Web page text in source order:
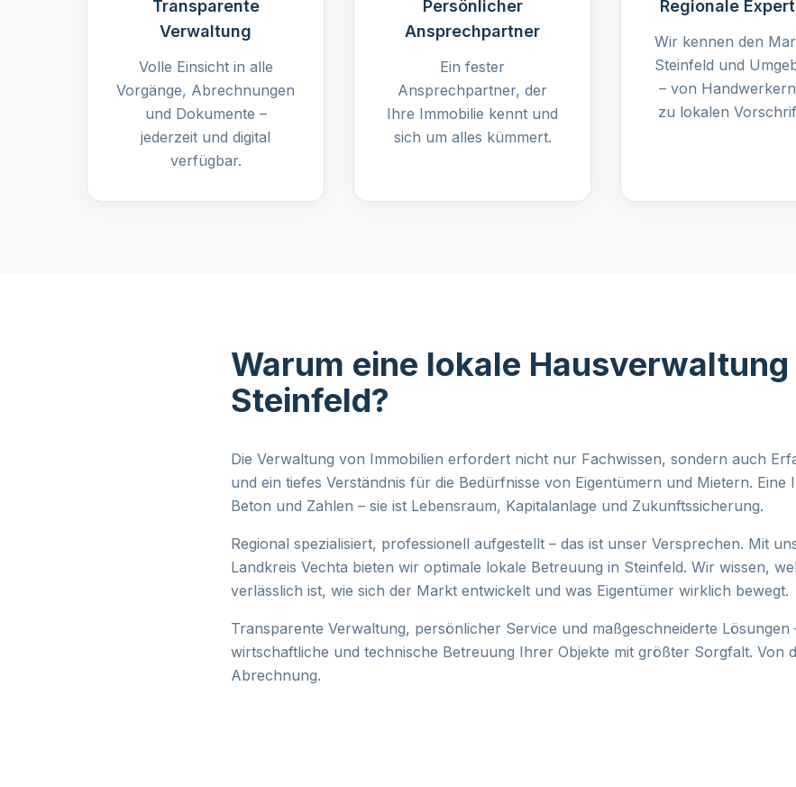
Transparente
Verwaltung
Volle Einsicht in alle
Vorgänge, Abrechnungen
und Dokumente –
jederzeit und digital
verfügbar.
Persönlicher
Ansprechpartner
Ein fester
Ansprechpartner, der
Ihre Immobilie kennt und
sich um alles kümmert.
Regionale
Wir kennen den
Steinfeld und
– von
zu lokalen
Warum eine lokale Hausverwaltung
Steinfeld?
Die Verwaltung von Immobilien erfordert nicht nur Fachwissen, sondern auch
und ein tiefes Verständnis für die Bedürfnisse von Eigentümern und Mietern. Eine
Beton und Zahlen – sie ist Lebensraum, Kapitalanlage und Zukunftssicherung.
Regional spezialisiert, professionell aufgestellt – das ist unser Versprechen. Mit
Landkreis Vechta bieten wir optimale lokale Betreuung in Steinfeld. Wir wissen,
verlässlich ist, wie sich der Markt entwickelt und was Eigentümer wirklich bewegt.
Transparente Verwaltung, persönlicher Service und maßgeschneiderte
wirtschaftliche und technische Betreuung Ihrer Objekte mit größter Sorgfalt. Von
Abrechnung.